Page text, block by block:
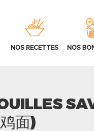
NOS RECETTES NOS
面)